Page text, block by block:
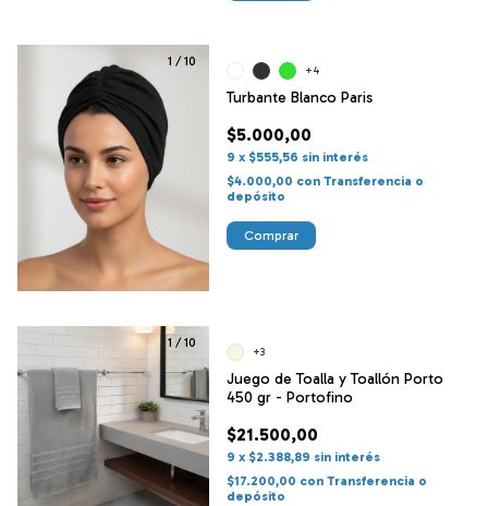
1 /10
Turbante Blanco Paris
$5.000,00
9 x $555,56 sin interés
$4.000,00 con Transferencia o
depósito
+4
Comprar
1 /10
Juego de Toalla y Toallón Porto
450 gr - Portofino
$21.500,00
9 x $2.388,89 sin interés
$17.200,00 con Transferencia o
depósito
+3